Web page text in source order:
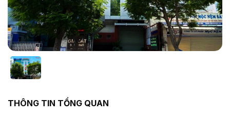
THÔNG TIN TỔNG QUAN